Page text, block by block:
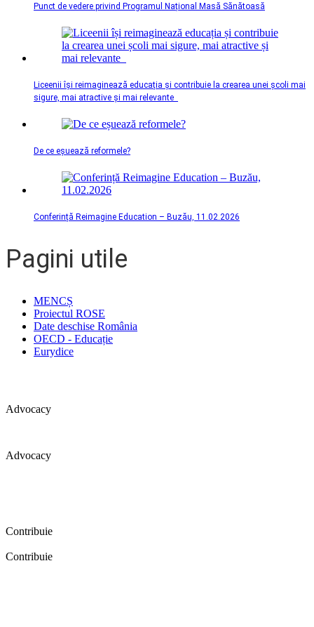
Punct de vedere privind Programul Național Masă Sănătoasă
Liceenii își reimaginează educația și contribuie la crearea unei școli mai
sigure, mai atractive și mai relevante
De ce eșuează reformele?
Conferință Reimagine Education – Buzău, 11.02.2026
Pagini utile
MENCȘ
Proiectul ROSE
Date deschise România
OECD - Educație
Eurydice
Advocacy
Advocacy
Contribuie
Contribuie